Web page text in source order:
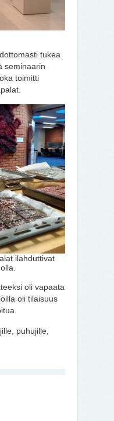
tukea
seminaarin
toimitti
ilahduttivat
oli vapaata
oli tilaisuus
puhujille,